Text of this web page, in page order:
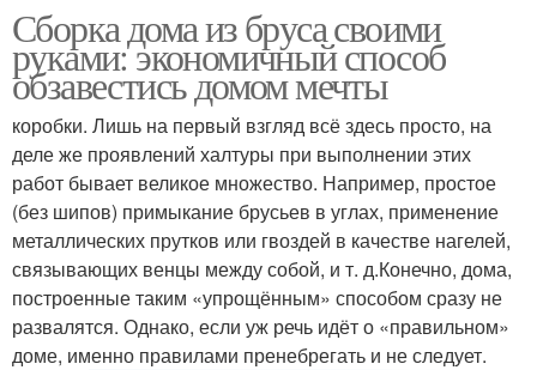
Сборка дома из бруса своими
руками: экономичный способ
обзавестись домом мечты
коробки. Лишь на первый взгляд всё здесь просто, на
деле же проявлений халтуры при выполнении этих
работ бывает великое множество. Например, простое
(без шипов) примыкание брусьев в углах, применение
металлических прутков или гвоздей в качестве нагелей,
связывающих венцы между собой, и т. д.Конечно, дома,
построенные таким «упрощённым» способом сразу не
развалятся. Однако, если уж речь идёт о «правильном»
доме, именно правилами пренебрегать и не следует.